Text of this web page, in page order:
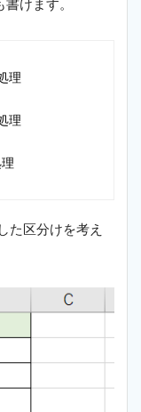
けます。
理
理
理
た区分けを考え